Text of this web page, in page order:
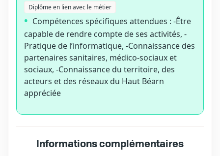
Diplôme en lien avec le métier
Compétences spécifiques attendues : -Être
capable de rendre compte de ses activités, -
Pratique de l’informatique, -Connaissance des
partenaires sanitaires, médico-sociaux et
sociaux, -Connaissance du territoire, des
acteurs et des réseaux du Haut Béarn
appréciée
Informations complémentaires